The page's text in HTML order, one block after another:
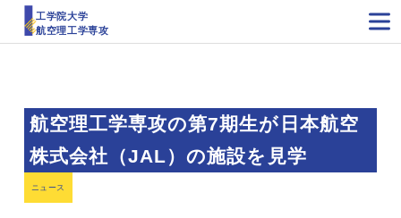
工学院大学
航空理工学専攻
航空理工学専攻の第7期生が日本航空
株式会社（JAL）の施設を見学
ニュース